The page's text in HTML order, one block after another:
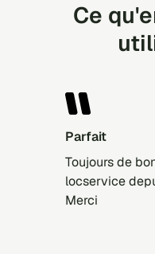
Ce
Parfait
Toujours de
locservice
Merci